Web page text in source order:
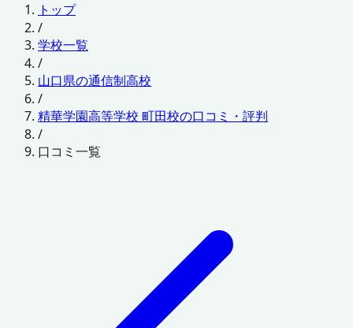
トップ
/
学校一覧
/
山口県の通信制高校
/
精華学園高等学校 町田校の口コミ・評判
/
口コミ一覧